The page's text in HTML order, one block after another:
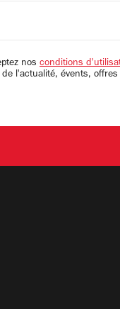
nos conditions
l'actualité, évents,